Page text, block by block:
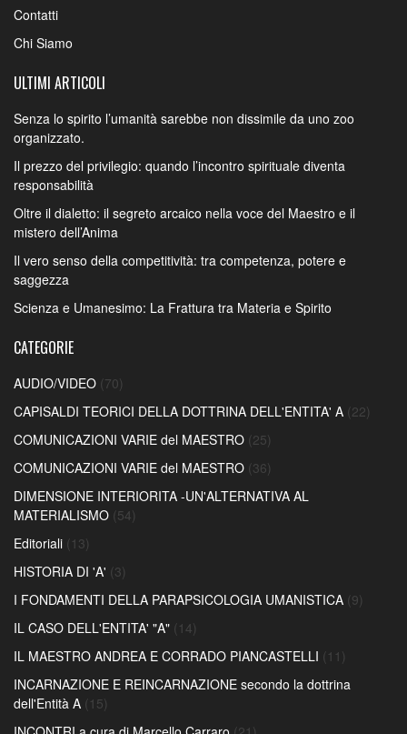
Contatti
Chi Siamo
ULTIMI ARTICOLI
Senza lo spirito l’umanità sarebbe non dissimile da uno zoo
organizzato.
Il prezzo del privilegio: quando l’incontro spirituale diventa
responsabilità
Oltre il dialetto: il segreto arcaico nella voce del Maestro e il
mistero dell’Anima
Il vero senso della competitività: tra competenza, potere e
saggezza
Scienza e Umanesimo: La Frattura tra Materia e Spirito
CATEGORIE
AUDIO/VIDEO (70)
CAPISALDI TEORICI DELLA DOTTRINA DELL'ENTITA' A (22)
COMUNICAZIONI VARIE del MAESTRO (25)
COMUNICAZIONI VARIE del MAESTRO (36)
DIMENSIONE INTERIORITA -UN'ALTERNATIVA AL
MATERIALISMO (54)
Editoriali (13)
HISTORIA DI 'A' (3)
I FONDAMENTI DELLA PARAPSICOLOGIA UMANISTICA (9)
IL CASO DELL'ENTITA' "A" (14)
IL MAESTRO ANDREA E CORRADO PIANCASTELLI (11)
INCARNAZIONE E REINCARNAZIONE secondo la dottrina
dell'Entità A (15)